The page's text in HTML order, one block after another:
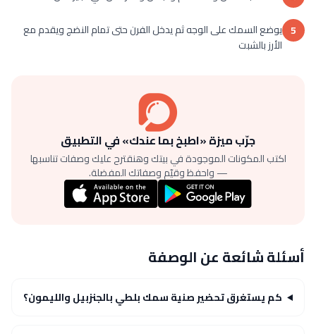
5 يوضع السمك على الوجه ثم يدخل الفرن حتى تمام النضج ويقدم مع
الأرز بالشبت
جرّب ميزة «اطبخ بما عندك» في التطبيق
اكتب المكونات الموجودة في بيتك وهنقترح عليك وصفات تناسبها
— واحفظ وقيّم وصفاتك المفضلة.
أسئلة شائعة عن الوصفة
كم يستغرق تحضير صنية سمك بلطي بالجنزبيل والليمون؟